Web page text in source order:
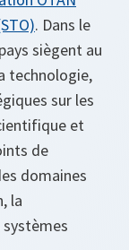
. Dans le
siègent au
technologie,
sur les
et
de
domaines
la